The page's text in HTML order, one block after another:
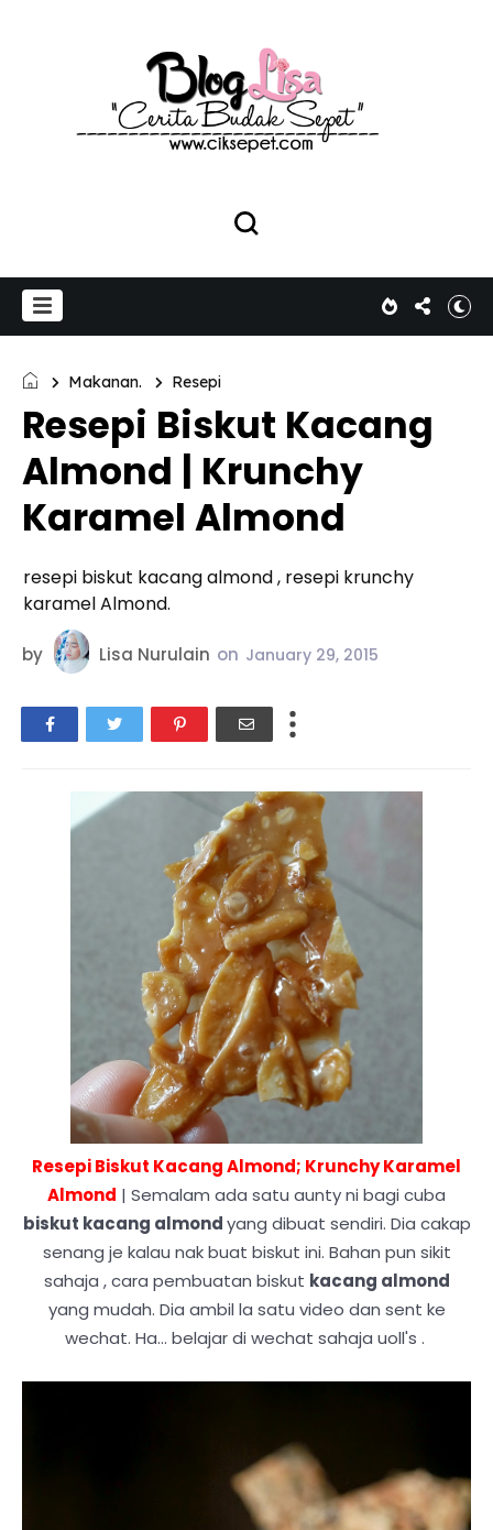
Makanan. Resepi
Resepi Biskut Kacang
Almond | Krunchy
Karamel Almond
resepi biskut kacang almond , resepi krunchy
karamel Almond.
by Lisa Nurulain on January 29, 2015
Resepi Biskut Kacang Almond; Krunchy Karamel
Almond | Semalam ada satu aunty ni bagi cuba
biskut kacang almondyang dibuat sendiri. Dia cakap
senang je kalau nak buat biskut ini. Bahan pun sikit
sahaja , cara pembuatan biskut kacang almond
yang mudah. Dia ambil la satu video dan sent ke
wechat. Ha... belajar di wechat sahaja uoll's .